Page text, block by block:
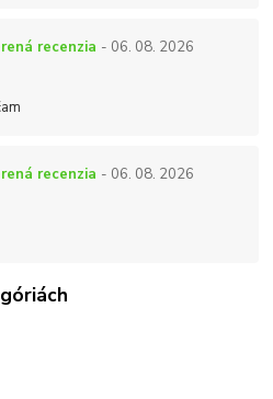
recenzia - 06. 08. 2026
recenzia - 06. 08. 2026